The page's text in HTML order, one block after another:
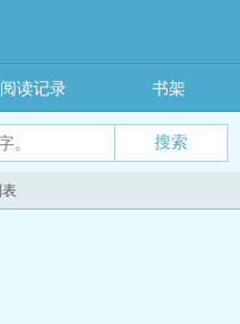
搜索
阅读记录 书架